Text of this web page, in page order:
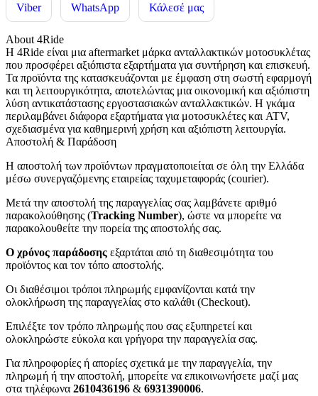
Viber WhatsApp Κάλεσέ μας
About 4Ride
Η 4Ride είναι μια aftermarket μάρκα ανταλλακτικών μοτοσυκλέτας
που προσφέρει αξιόπιστα εξαρτήματα για συντήρηση και επισκευή.
Τα προϊόντα της κατασκευάζονται με έμφαση στη σωστή εφαρμογή
και τη λειτουργικότητα, αποτελώντας μια οικονομική και αξιόπιστη
λύση αντικατάστασης εργοστασιακών ανταλλακτικών. Η γκάμα
περιλαμβάνει διάφορα εξαρτήματα για μοτοσυκλέτες και ATV,
σχεδιασμένα για καθημερινή χρήση και αξιόπιστη λειτουργία.
Αποστολή & Παράδοση
Η αποστολή των προϊόντων πραγματοποιείται σε όλη την Ελλάδα
μέσω συνεργαζόμενης εταιρείας ταχυμεταφοράς (courier).
Μετά την αποστολή της παραγγελίας σας λαμβάνετε αριθμό
παρακολούθησης (Tracking Number), ώστε να μπορείτε να
παρακολουθείτε την πορεία της αποστολής σας.
Ο χρόνος παράδοσης εξαρτάται από τη διαθεσιμότητα του
προϊόντος και τον τόπο αποστολής.
Οι διαθέσιμοι τρόποι πληρωμής εμφανίζονται κατά την
ολοκλήρωση της παραγγελίας στο καλάθι (Checkout).
Επιλέξτε τον τρόπο πληρωμής που σας εξυπηρετεί και
ολοκληρώστε εύκολα και γρήγορα την παραγγελία σας.
Για πληροφορίες ή απορίες σχετικά με την παραγγελία, την
πληρωμή ή την αποστολή, μπορείτε να επικοινωνήσετε μαζί μας
στα τηλέφωνα 2610436196 & 6931390006.